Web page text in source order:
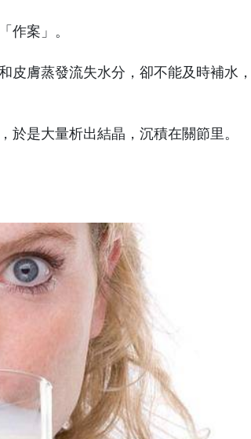
作案」。
皮膚蒸發流失水分，卻不能及時補水
是大量析出結晶，沉積在關節里。